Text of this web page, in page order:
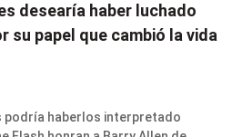
desearía haber luchado
su papel que cambió la vida